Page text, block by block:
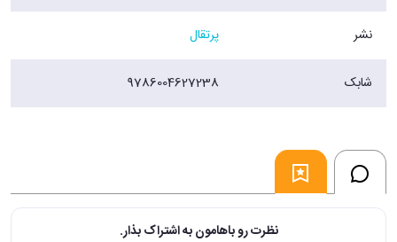
نشر پرتقال
شابک 9786004627238
نظرت رو باهامون به اشتراک بذار.